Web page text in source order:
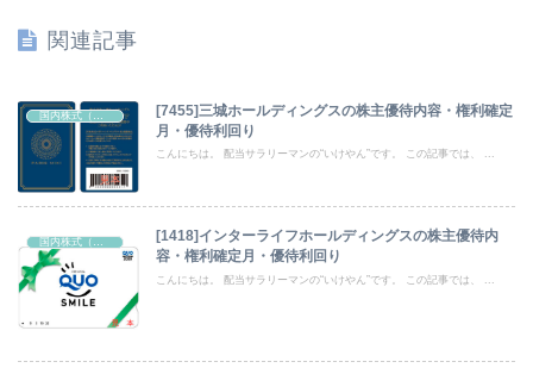
関連記事
[7455]三城ホールディングスの株主優待内容・権利確定
月・優待利回り
こんにちは。 配当サラリーマンの“いけやん”です。 この記事では、 ...
[1418]インターライフホールディングスの株主優待内
容・権利確定月・優待利回り
こんにちは。 配当サラリーマンの“いけやん”です。 この記事では、 ...